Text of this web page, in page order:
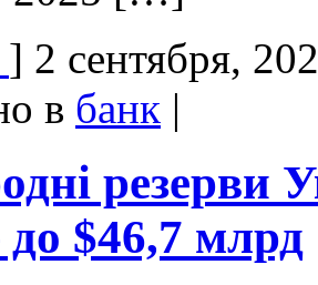
] 2 сентября,
в банк |
резерви
$46,7 млрд